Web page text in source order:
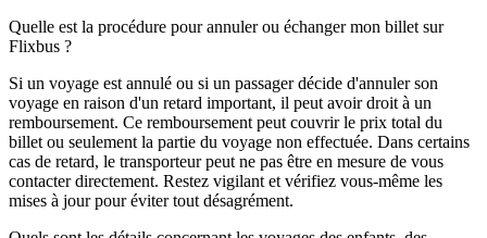
Quelle est la procédure pour annuler ou échanger mon billet sur
Flixbus ?
Si un voyage est annulé ou si un passager décide d'annuler son
voyage en raison d'un retard important, il peut avoir droit à un
remboursement. Ce remboursement peut couvrir le prix total du
billet ou seulement la partie du voyage non effectuée. Dans certains
cas de retard, le transporteur peut ne pas être en mesure de vous
contacter directement. Restez vigilant et vérifiez vous-même les
mises à jour pour éviter tout désagrément.